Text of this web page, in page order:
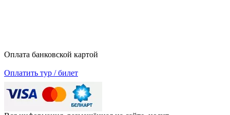
Оплата банковской картой
Оплатить тур / билет